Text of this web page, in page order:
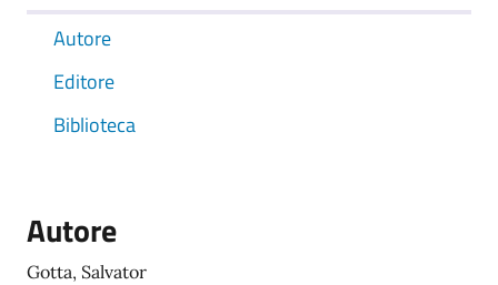
Autore
Editore
Biblioteca
Autore
Gotta, Salvator